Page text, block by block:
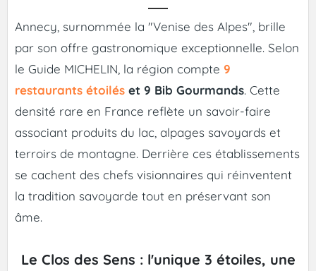
Annecy, surnommée la "Venise des Alpes", brille
par son offre gastronomique exceptionnelle. Selon
le Guide MICHELIN, la région compte 9
restaurants étoilés et 9 Bib Gourmands. Cette
densité rare en France reflète un savoir-faire
associant produits du lac, alpages savoyards et
terroirs de montagne. Derrière ces établissements
se cachent des chefs visionnaires qui réinventent
la tradition savoyarde tout en préservant son
âme.
Le Clos des Sens : l'unique 3 étoiles, une